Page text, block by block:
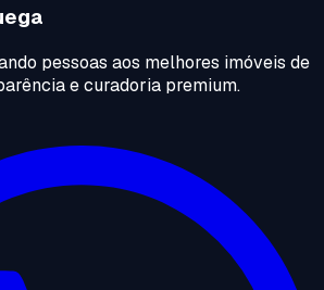
pessoas aos melhores imóveis de
e curadoria premium.